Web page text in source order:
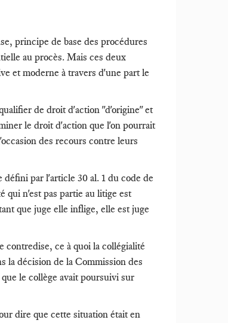
principe de base des procédures
au procès. Mais ces deux
et moderne à travers d'une part le
de droit d'action "d'origine" et
le droit d'action que l'on pourrait
des recours contre leurs
par l'article 30 al. 1 du code de
n'est pas partie au litige est
que juge elle inflige, elle est juge
ce à quoi la collégialité
la décision de la Commission des
le collège avait poursuivi sur
dire que cette situation était en